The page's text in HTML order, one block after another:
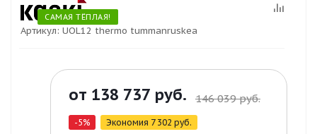
САМАЯ ТЁПЛАЯ!
Артикул: UOL12 thermo tummanruskea
от 138 737 руб. 146 039 руб.
-5% Экономия 7 302 руб.